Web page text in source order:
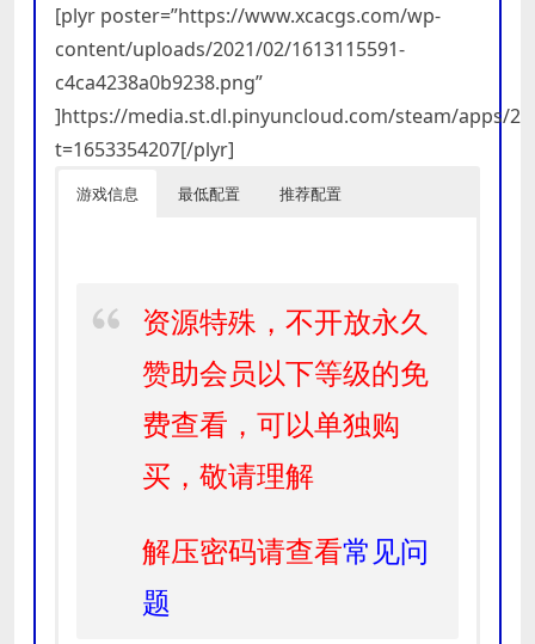
[plyr poster=”https://www.xcacgs.com/wp-
content/uploads/2021/02/1613115591-
c4ca4238a0b9238.png”
]https://media.st.dl.pinyuncloud.com/steam/apps/
t=1653354207[/plyr]
游戏信息 最低配置 推荐配置
资源特殊，不开放永久
赞助会员以下等级的免
费查看，可以单独购
买，敬请理解
解压密码请查看常见问
题